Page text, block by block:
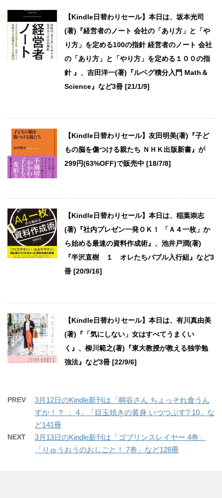
【Kindle日替わりセール】本日は、坂本光司
(著)『経営者のノート 会社の「あり方」と「や
り方」を定める100の指針 経営者のノート 会社
の「あり方」と「やり方」を定める１００の指
針 』、吉田洋一(著)『ルベグ積分入門 Math＆
Science』など3冊 [21/1/9]
【Kindle日替わりセール】友田明美(著)『子ど
もの脳を傷つける親たち ＮＨＫ出版新書』が
299円(63%OFF)で販売中 [18/7/8]
【Kindle日替わりセール】本日は、稲葉崇志
(著)『社内プレゼン一発ＯＫ！ 「Ａ４一枚」か
ら始める最速の資料作成術』、池井戸潤(著)
『半沢直樹 １ オレたちバブル入行組』など3
冊 [20/9/16]
【Kindle日替わりセール】本日は、有川真由美
(著)『「気にしない」女はすべてうまくい
く』、柳川範之(著)『東大教授が教える独学勉
強法』など3冊 [22/9/6]
PREV
3月12日のKindle新刊は「桐谷さん ちょっそれ食うん
すか！？ ： 4」「目玉焼きの黄身 いつつぶす? 10」な
ど141冊
NEXT
3月13日のKindle新刊は「ゴブリンスレイヤー 4巻」
「りゅうおうのおしごと！ 7巻」など128冊